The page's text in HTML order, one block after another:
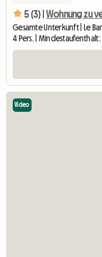
5 (3) | Wohnung zu
Gesamte Unterkunft | Le
4 Pers. |
Video